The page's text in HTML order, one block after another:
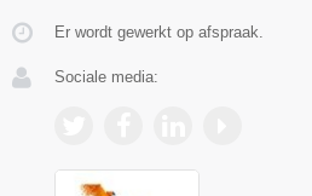
Er wordt gewerkt op afspraak.
Sociale media: